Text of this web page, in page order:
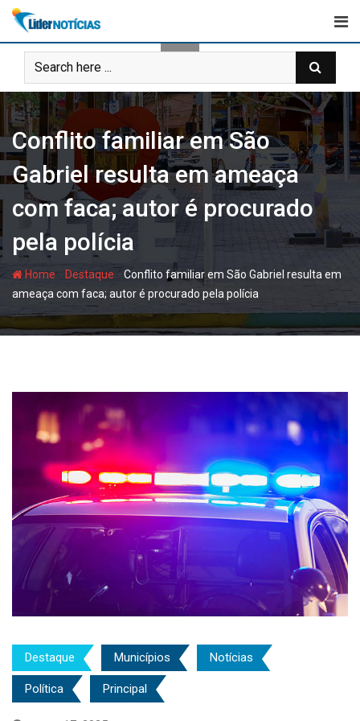
Skip
content
Conflito familiar em São
Gabriel resulta em ameaça
com faca; autor é procurado
pela polícia
Home Destaque -Conflito familiar em São Gabriel resulta em
ameaça com faca; autor é procurado pela polícia
Destaque Municípios Notícias
Política Principal